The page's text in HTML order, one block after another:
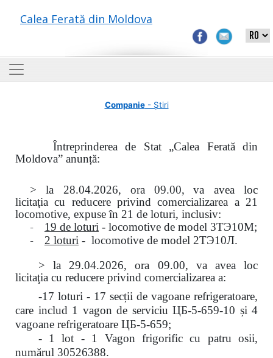
Calea Ferată din Moldova
Companie- Știri
Întreprinderea de Stat „Calea Ferată din
Moldova” anunță:
> la 28.04.2026, ora 09.00,
va avea loc
licitaţiacu reducere privind comercializarea a 21
locomotive, expuse în 21 de loturi, inclusiv:
- 19 de loturi - locomotive de model 3ТЭ10М;
- 2 loturi - locomotive de model 2ТЭ10Л.
> la 29.04.2026, ora 09.00, va avea loc
licitaţia cu reducere privind comercializarea a:
-17 loturi - 17 secții de vagoane refrigeratoare,
care includ 1 vagon de serviciu ЦБ-5-659-10 și 4
vagoane refrigeratoare ЦБ-5-659;
- 1 lot - 1 Vagon frigorific cu patru osii,
numărul 30526388.